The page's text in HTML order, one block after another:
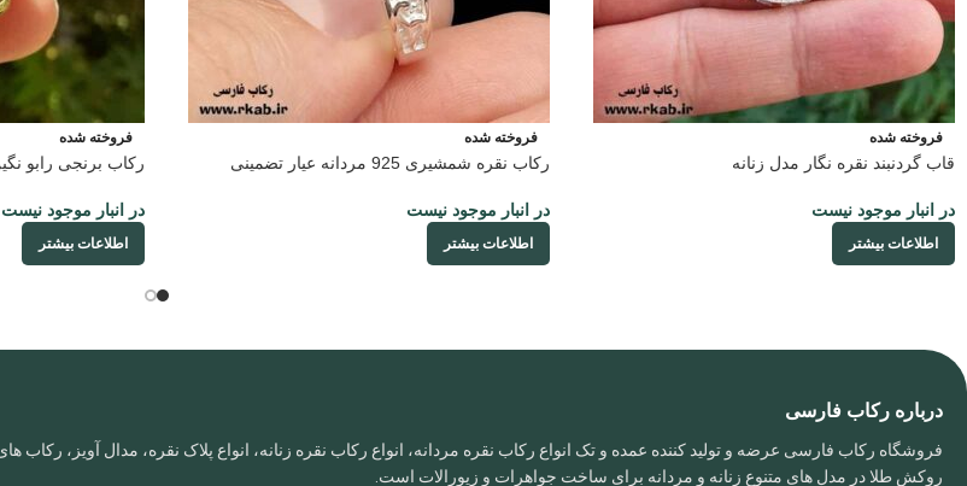
فروخته شده
قاب گردنبند نقره نگار مدل زنانه
در انبار موجود نیست
اطلاعات بیشتر
فروخته شده
رکاب نقره شمشیری 925 مردانه عیار تضمینی
در انبار موجود نیست
اطلاعات بیشتر
فروخته شده
رکاب برنجی رابو
در انبار موجود نیست
اطلاعات بیشتر
درباره رکاب فارسی
فروشگاه رکاب فارسی عرضه و تولید کننده عمده و تک انواع رکاب نقره مردانه، انواع رکاب نقره زنانه، انواع پلاک نقره، مدال آویز،
روکش طلا در مدل های متنوع زنانه و مردانه برای ساخت جواهرات و زیورالات است.